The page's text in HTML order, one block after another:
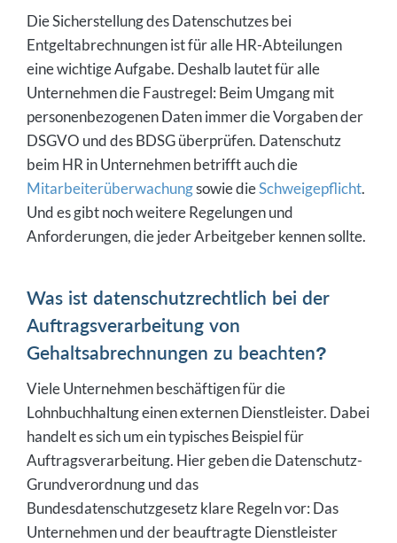
Die Sicherstellung des Datenschutzes bei
Entgeltabrechnungen ist für alle HR-Abteilungen
eine wichtige Aufgabe. Deshalb lautet für alle
Unternehmen die Faustregel: Beim Umgang mit
personenbezogenen Daten immer die Vorgaben der
DSGVO und des BDSG überprüfen. Datenschutz
beim HR in Unternehmen betrifft auch die
Mitarbeiterüberwachungsowie dieSchweigepflicht.
Und es gibt noch weitere Regelungen und
Anforderungen, die jeder Arbeitgeber kennen sollte.
Was ist datenschutzrechtlich bei der
Auftragsverarbeitung von
Gehaltsabrechnungen zu beachten?
Viele Unternehmen beschäftigen für die
Lohnbuchhaltung einen externen Dienstleister. Dabei
handelt es sich um ein typisches Beispiel für
Auftragsverarbeitung. Hier geben die Datenschutz-
Grundverordnung und das
Bundesdatenschutzgesetz klare Regeln vor: Das
Unternehmen und der beauftragte Dienstleister